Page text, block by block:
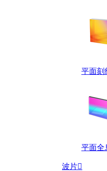
平面刻
平面全
波片